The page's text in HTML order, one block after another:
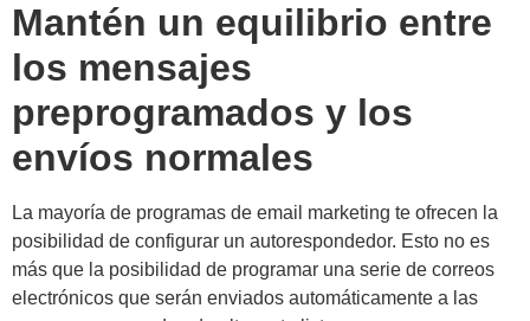
Mantén un equilibrio entre
los mensajes
preprogramados y los
envíos normales
La mayoría de programas de email marketing te ofrecen la
posibilidad de configurar un autorespondedor. Esto no es
más que la posibilidad de programar una serie de correos
electrónicos que serán enviados automáticamente a las